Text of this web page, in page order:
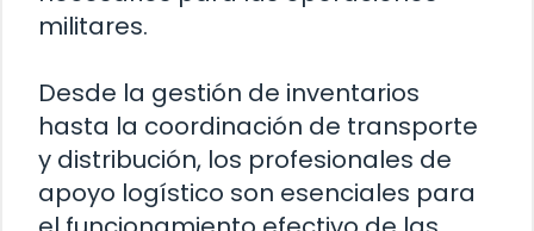
militares.
Desde la gestión de inventarios
hasta la coordinación de transporte
y distribución, los profesionales de
apoyo logístico son esenciales para